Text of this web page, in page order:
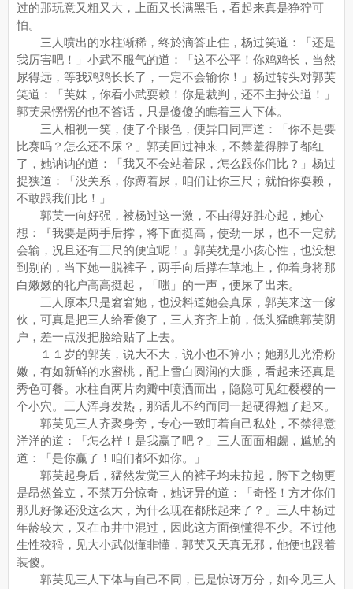
过的那玩意又粗又大，上面又长满黑毛，看起来真是狰狞可
怕。
三人喷出的水柱渐稀，终於滴答止住，杨过笑道：「还是
我厉害吧！」小武不服气的道：「这不公平！你鸡鸡长，当然
尿得远，等我鸡鸡长长了，一定不会输你！」杨过转头对郭芙
笑道：「芙妹，你看小武耍赖！你是裁判，还不主持公道！」
郭芙呆愣愣的也不答话，只是傻傻的瞧着三人下体。
三人相视一笑，使了个眼色，便异口同声道：「你不是要
比赛吗？怎么还不尿？」郭芙回过神来，不禁羞得脖子都红
了，她讷讷的道：「我又不会站着尿，怎么跟你们比？」杨过
捉狭道：「没关系，你蹲着尿，咱们让你三尺；就怕你耍赖，
不敢跟我们比！」
郭芙一向好强，被杨过这一激，不由得好胜心起，她心
想：『我要是两手后撑，将下面挺高，使劲一尿，也不一定就
会输，况且还有三尺的便宜呢！』郭芙犹是小孩心性，也没想
到别的，当下她一脱裤子，两手向后撑在草地上，仰着身将那
白嫩嫩的牝户高高挺起，「嗤」的一声，便尿了出来。
三人原本只是窘窘她，也没料道她会真尿，郭芙来这一傢
伙，可真是把三人给看傻了，三人齐齐上前，低头猛瞧郭芙阴
户，差一点没把脸给贴了上去。
１１岁的郭芙，说大不大，说小也不算小；她那儿光滑粉
嫩，有如新鲜的水蜜桃，配上雪白圆润的大腿，看起来还真是
秀色可餐。水柱自两片肉瓣中喷洒而出，隐隐可见红樱樱的一
个小穴。三人浑身发热，那话儿不约而同一起硬得翘了起来。
郭芙见三人齐聚身旁，专心一致盯着自己私处，不禁得意
洋洋的道：「怎么样！是我赢了吧？」三人面面相觑，尴尬的
道：「是你赢了！咱们都不如你。」
郭芙起身后，猛然发觉三人的裤子均未拉起，胯下之物更
是昂然耸立，不禁万分惊奇，她讶异的道：「奇怪！方才你们
那儿好像还没这么大，为什么现在都胀起来了？」三人中杨过
年龄较大，又在市井中混过，因此这方面倒懂得不少。不过他
生性狡猾，见大小武似懂非懂，郭芙又天真无邪，他便也跟着
装傻。
郭芙见三人下体与自己不同，已是惊讶万分，如今见三人